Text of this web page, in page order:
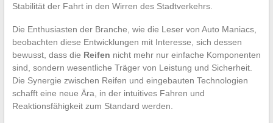
Stabilität der Fahrt in den Wirren des Stadtverkehrs.
Die Enthusiasten der Branche, wie die Leser von Auto Maniacs,
beobachten diese Entwicklungen mit Interesse, sich dessen
bewusst, dass die Reifen nicht mehr nur einfache Komponenten
sind, sondern wesentliche Träger von Leistung und Sicherheit.
Die Synergie zwischen Reifen und eingebauten Technologien
schafft eine neue Ära, in der intuitives Fahren und
Reaktionsfähigkeit zum Standard werden.